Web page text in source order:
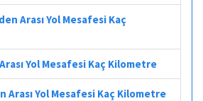
Arası Yol Mesafesi Kaç
Yol Mesafesi Kaç Kilometre
Arası Yol Mesafesi Kaç Kilometre